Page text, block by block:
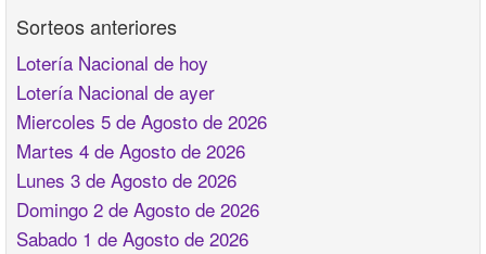
Sorteos anteriores
Lotería Nacional de hoy
Lotería Nacional de ayer
Miercoles 5 de Agosto de 2026
Martes 4 de Agosto de 2026
Lunes 3 de Agosto de 2026
Domingo 2 de Agosto de 2026
Sabado 1 de Agosto de 2026